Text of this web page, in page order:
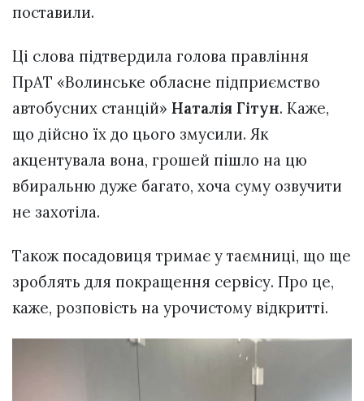
поставили.
Ці слова підтвердила голова правління
ПрАТ «Волинське обласне підприємство
автобусних станцій» Наталія Гітун. Каже,
що дійсно їх до цього змусили. Як
акцентувала вона, грошей пішло на цю
вбиральню дуже багато, хоча суму озвучити
не захотіла.
Також посадовиця тримає у таємниці, що ще
зроблять для покращення сервісу. Про це,
каже, розповість на урочистому відкритті.